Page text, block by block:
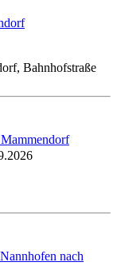
Bahnhofstraße
nach